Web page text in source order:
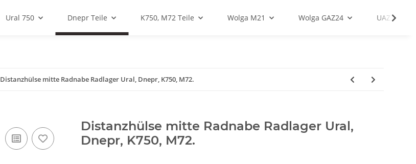
Ural 750 Dnepr Teile K750, M72 Teile Wolga M21 Wolga GAZ24 UAZ
Distanzhülse mitte Radnabe Radlager Ural, Dnepr, K750, M72.
Distanzhülse mitte Radnabe Radlager Ural,
Dnepr, K750, M72.